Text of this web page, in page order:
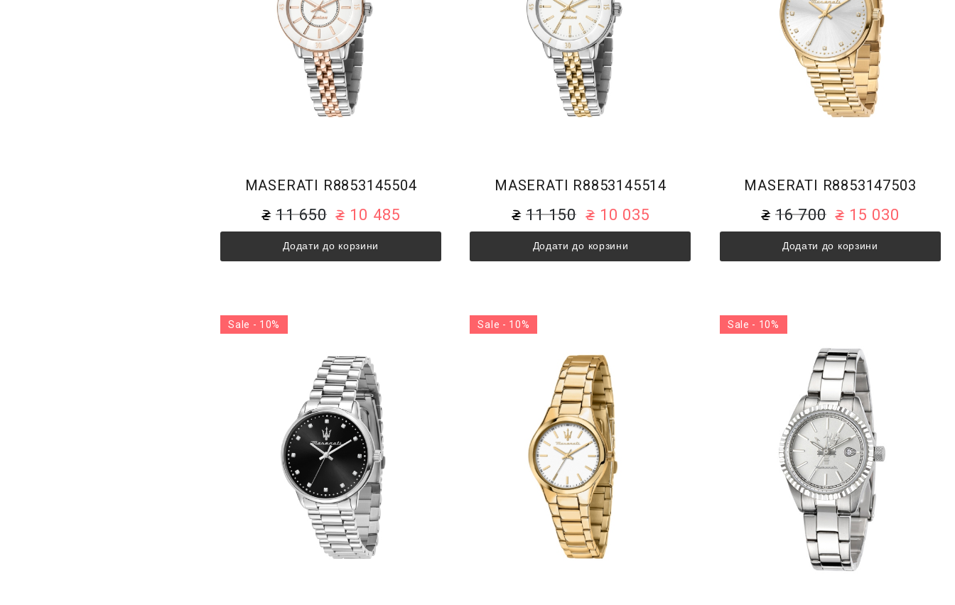
MASERATI R8853145504
11 650 10 485
Додати до корзини
MASERATI R8853145514
11 150 10 035
Додати до корзини
MASERATI R8853147503
16 700 15 030
Додати до корзини
Sale - 10% Sale - 10% Sale - 10%